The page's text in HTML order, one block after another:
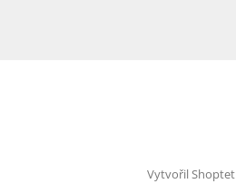
Vytvořil Shoptet